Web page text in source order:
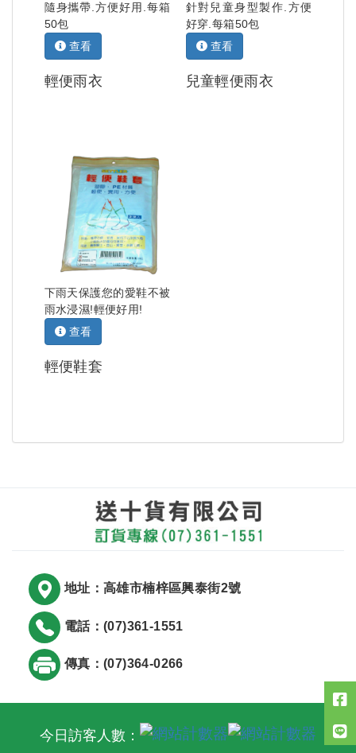
隨身攜帶.方便好用.每箱
50包
查看
輕便雨衣
針對兒童身型製作.方便
好穿.每箱50包
查看
兒童輕便雨衣
下雨天保護您的愛鞋不被
雨水浸濕!輕便好用!
查看
輕便鞋套
地址：高雄市楠梓區興泰街2號
電話：(07)361-1551
傳真：(07)364-0266
今日訪客人數：